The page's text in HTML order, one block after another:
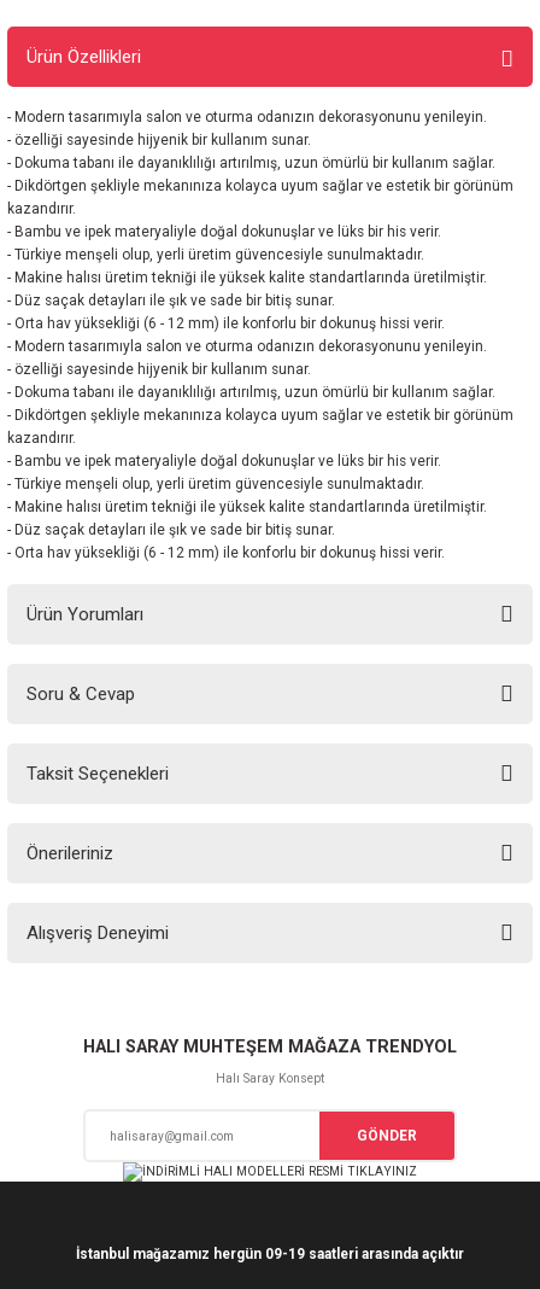
Ürün Özellikleri
- Modern tasarımıyla salon ve oturma odanızın dekorasyonunu yenileyin.
- özelliği sayesinde hijyenik bir kullanım sunar.
- Dokuma tabanı ile dayanıklılığı artırılmış, uzun ömürlü bir kullanım sağlar.
- Dikdörtgen şekliyle mekanınıza kolayca uyum sağlar ve estetik bir görünüm
kazandırır.
- Bambu ve ipek materyaliyle doğal dokunuşlar ve lüks bir his verir.
- Türkiye menşeli olup, yerli üretim güvencesiyle sunulmaktadır.
- Makine halısı üretim tekniği ile yüksek kalite standartlarında üretilmiştir.
- Düz saçak detayları ile şık ve sade bir bitiş sunar.
- Orta hav yüksekliği (6 - 12 mm) ile konforlu bir dokunuş hissi verir.
- Modern tasarımıyla salon ve oturma odanızın dekorasyonunu yenileyin.
- özelliği sayesinde hijyenik bir kullanım sunar.
- Dokuma tabanı ile dayanıklılığı artırılmış, uzun ömürlü bir kullanım sağlar.
- Dikdörtgen şekliyle mekanınıza kolayca uyum sağlar ve estetik bir görünüm
kazandırır.
- Bambu ve ipek materyaliyle doğal dokunuşlar ve lüks bir his verir.
- Türkiye menşeli olup, yerli üretim güvencesiyle sunulmaktadır.
- Makine halısı üretim tekniği ile yüksek kalite standartlarında üretilmiştir.
- Düz saçak detayları ile şık ve sade bir bitiş sunar.
- Orta hav yüksekliği (6 - 12 mm) ile konforlu bir dokunuş hissi verir.
Ürün Yorumları
Soru & Cevap
Taksit Seçenekleri
Önerileriniz
yetersiz gördüğünüz noktaları öneri formunu kullanarak tarafımıza
Ürün resmi kalitesiz, bozuk veya görüntülenemiyor.
Ürün açıklamasında eksik bilgiler bulunuyor.
Bu ürüne benzer farklı alternatifler olmalı.
Alışveriş Deneyimi
Sitemize ilk yorumu siz yapın!
HALI SARAY MUHTEŞEM MAĞAZA TRENDYOL
Halı Saray Konsept
GÖNDER
İstanbul mağazamız hergün 09-19 saatleri arasında açıktır